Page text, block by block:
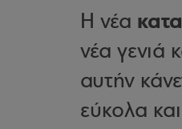
Η νέα
νέα γενιά
αυτήν
εύκολα